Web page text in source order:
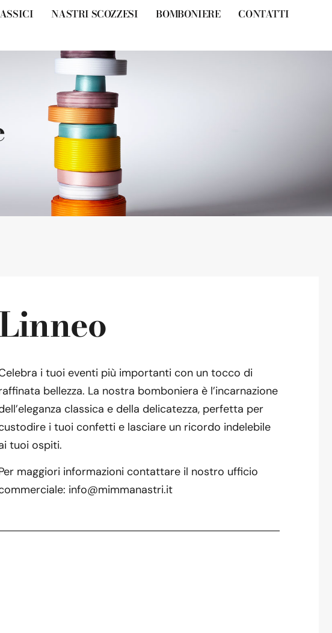
NASTRI SCOZZESI BOMBONIERE CONTATTI
i tuoi eventi più importanti con un tocco di
bellezza. La nostra bomboniera è l’incarnazione
classica e della delicatezza, perfetta per
i tuoi confetti e lasciare un ricordo indelebile
tuoi ospiti.
maggiori informazioni contattare il nostro ufficio
info@mimmanastri.it